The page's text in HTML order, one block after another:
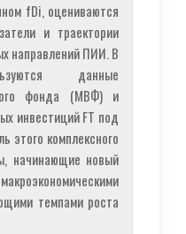
fDi, оцениваются
и траектории
направлений ПИИ. В
данные
фонда (МВФ) и
инвестиций FT под
этого комплексного
начинающие новый
темпами роста